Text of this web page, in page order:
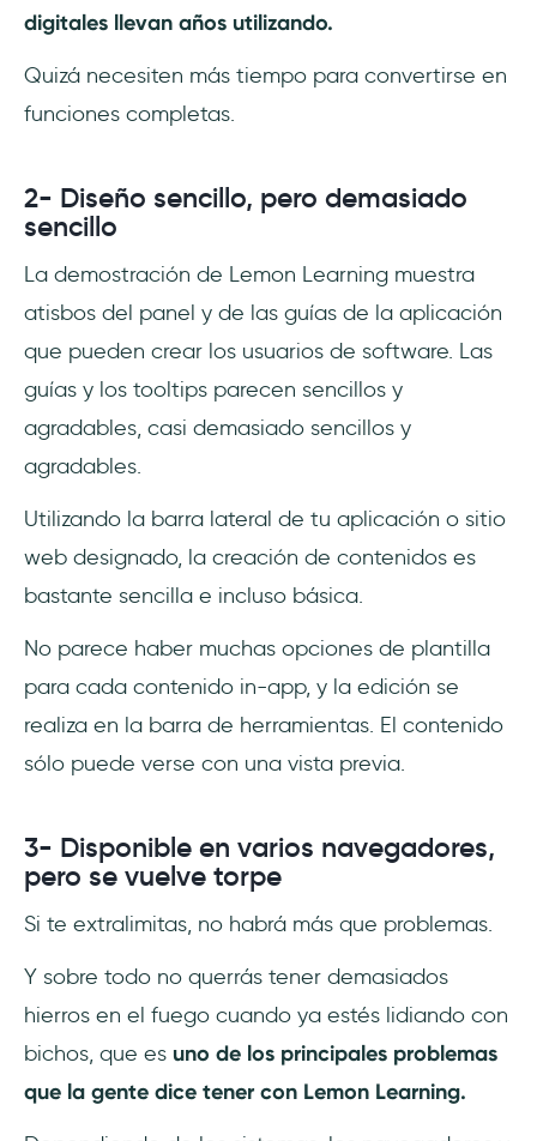
digitales llevan años utilizando.
Quizá necesiten más tiempo para convertirse en
funciones completas.
2- Diseño sencillo, pero demasiado
sencillo
La demostración de Lemon Learning muestra
atisbos del panel y de las guías de la aplicación
que pueden crear los usuarios de software. Las
guías y los tooltips parecen sencillos y
agradables, casi demasiado sencillos y
agradables.
Utilizando la barra lateral de tu aplicación o sitio
web designado, la creación de contenidos es
bastante sencilla e incluso básica.
No parece haber muchas opciones de plantilla
para cada contenido in-app, y la edición se
realiza en la barra de herramientas. El contenido
sólo puede verse con una vista previa.
3- Disponible en varios navegadores,
pero se vuelve torpe
Si te extralimitas, no habrá más que problemas.
Y sobre todo no querrás tener demasiados
hierros en el fuego cuando ya estés lidiando con
bichos, que es uno de los principales problemas
que la gente dice tener con Lemon Learning.